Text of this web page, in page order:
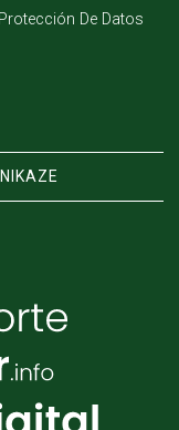
Protección De Datos